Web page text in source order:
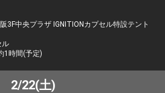
3F中央プラザ IGNITIONカプセル特設テント
ル
1時間(予定)
2/22(土)